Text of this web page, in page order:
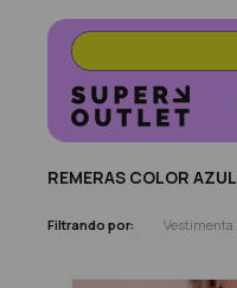
REMERAS COLOR AZUL
Filtrando por: Vestimenta